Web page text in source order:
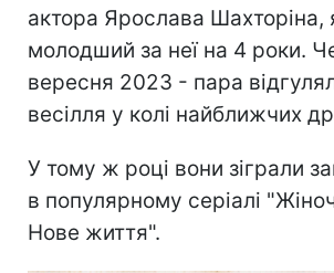
актора Ярослава Шахторіна,
молодший за неї на 4 роки.
вересня 2023 - пара
весілля у колі найближчих
У тому ж році вони зіграли
в популярному серіалі
Нове життя".